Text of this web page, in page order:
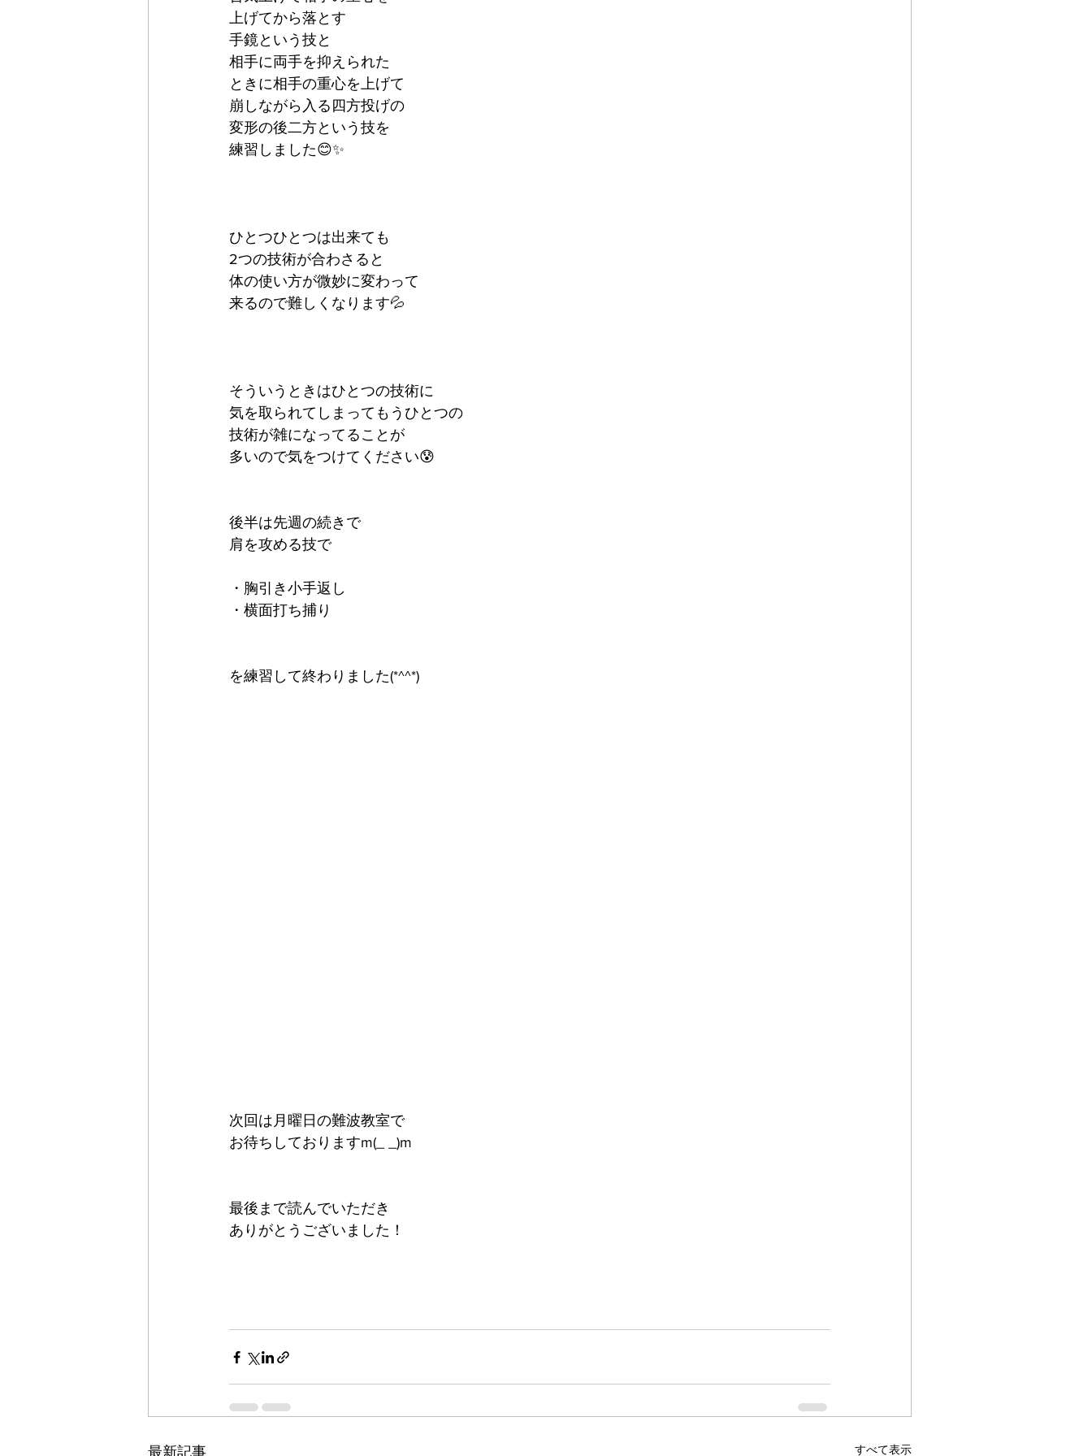
上げてから落とす
手鏡という技と
相手に両手を抑えられた
ときに相手の重心を上げて
崩しながら入る四方投げの
変形の後二方という技を
練習しました😊✨
ひとつひとつは出来ても
2つの技術が合わさると
体の使い方が微妙に変わって
来るので難しくなります💦
そういうときはひとつの技術に
気を取られてしまってもうひとつの
技術が雑になってることが
多いので気をつけてください😰
後半は先週の続きで
肩を攻める技で
・胸引き小手返し
・横面打ち捕り
を練習して終わりました(*^^*)
次回は月曜日の難波教室で
お待ちしておりますm(_ _)m
最後まで読んでいただき
ありがとうございました！
最新記事 すべて表示